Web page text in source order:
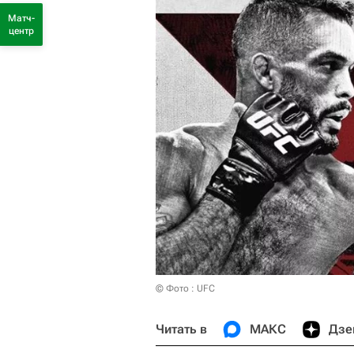
© Фото : UFC
Читать в МАКС
Матч-
центр